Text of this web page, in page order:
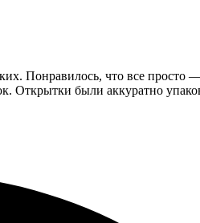
Понравилось, что все просто
Открытки были аккуратно